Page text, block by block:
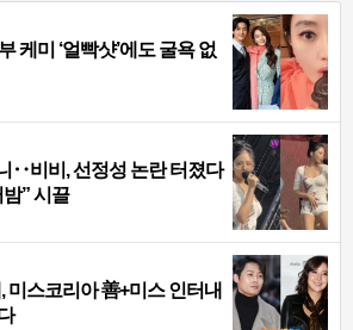
케미 ‘얼빡샷’에도 굴욕 없
‥비비, 선정성 논란 터졌다
” 시끌
미스코리아 善+미스 인터내